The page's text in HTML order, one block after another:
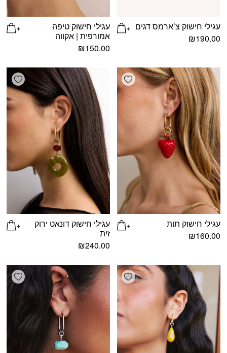
עגילי חישוק צ’ארמס דגים
₪190.00
עגילי חישוק טיפה
אמורפית | אקווה
₪150.00
Add wishlist
עגילי חישוק תות
₪160.00
עגילי חישוק דונאט ירוק
זית
₪240.00
Add wishlist